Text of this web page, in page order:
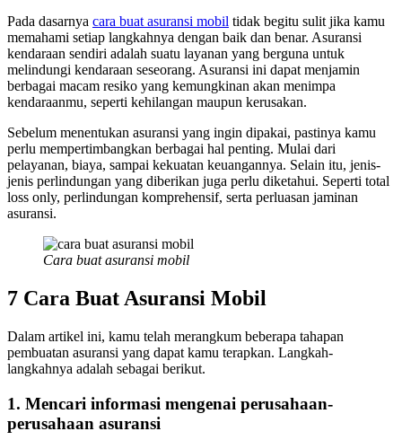
Pada dasarnya cara buat asuransi mobil tidak begitu sulit jika kamu
memahami setiap langkahnya dengan baik dan benar. Asuransi
kendaraan sendiri adalah suatu layanan yang berguna untuk
melindungi kendaraan seseorang. Asuransi ini dapat menjamin
berbagai macam resiko yang kemungkinan akan menimpa
kendaraanmu, seperti kehilangan maupun kerusakan.
Sebelum menentukan asuransi yang ingin dipakai, pastinya kamu
perlu mempertimbangkan berbagai hal penting. Mulai dari
pelayanan, biaya, sampai kekuatan keuangannya. Selain itu, jenis-
jenis perlindungan yang diberikan juga perlu diketahui. Seperti total
loss only, perlindungan komprehensif, serta perluasan jaminan
asuransi.
Cara buat asuransi mobil
7 Cara Buat Asuransi Mobil
Dalam artikel ini, kamu telah merangkum beberapa tahapan
pembuatan asuransi yang dapat kamu terapkan. Langkah-
langkahnya adalah sebagai berikut.
1. Mencari informasi mengenai perusahaan-
perusahaan asuransi